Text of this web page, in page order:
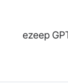
ezeep